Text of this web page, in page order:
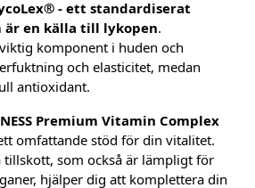
- ett standardiserat
en källa till lykopen.
komponent i huden och
och elasticitet, medan
antioxidant.
Premium Vitamin Complex
omfattande stöd för din vitalitet.
tillskott, som också är lämpligt för
hjälper dig att komplettera din